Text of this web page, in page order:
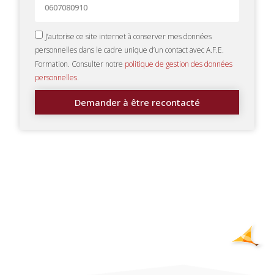
J’autorise ce site internet à conserver mes données
personnelles dans le cadre unique d’un contact avec A.F.E.
Formation. Consulter notre politique de gestion des données
personnelles.
Demander à être recontacté